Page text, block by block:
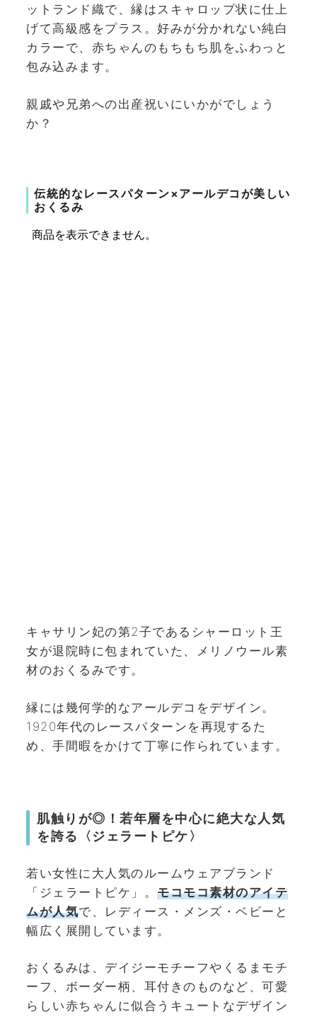
ットランド織で、縁はスキャロップ状に仕上
げて高級感をプラス。好みが分かれない純白
カラーで、赤ちゃんのもちもち肌をふわっと
包み込みます。
親戚や兄弟への出産祝いにいかがでしょう
か？
伝統的なレースパターン×アールデコが美しい
おくるみ
キャサリン妃の第2子であるシャーロット王
女が退院時に包まれていた、メリノウール素
材のおくるみです。
縁には幾何学的なアールデコをデザイン。
1920年代のレースパターンを再現するた
め、手間暇をかけて丁寧に作られています。
肌触りが◎！若年層を中心に絶大な人気
を誇る〈ジェラートピケ〉
若い女性に大人気のルームウェアブランド
「ジェラートピケ」。 モコモコ素材のアイテ
ムが人気で、レディース・メンズ・ベビーと
幅広く展開しています。
おくるみは、デイジーモチーフやくるまモチ
ーフ、ボーダー柄、耳付きのものなど、可愛
らしい赤ちゃんに似合うキュートなデザイン